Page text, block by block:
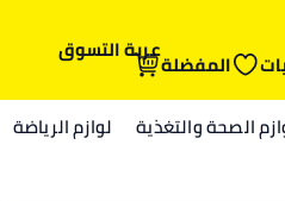
المفضلةعربة التسوق
الصحة والتغذية لوازم الرياضة